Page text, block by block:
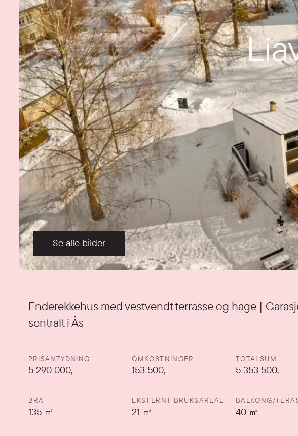
Se alle bilder
Enderekkehus med vestvendt terrasse og hage |
sentralt i Ås
Detaljer
PRISANTYDNING
5 290 000,-
OMKOSTNINGER
153 500,-
TOTALSUM
5 353 500,-
BRA
135㎡
EKSTERNT BRUKSAREAL
21 ㎡
BALKONG/
40㎡